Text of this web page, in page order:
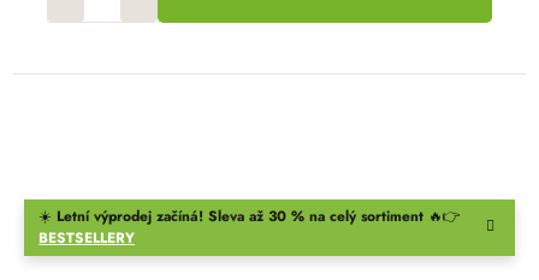
☀️ Letní výprodej začíná! Sleva až 30 % na celý sortiment 🔥👉
BESTSELLERY